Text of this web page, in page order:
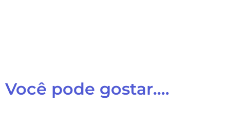
Você pode gostar....